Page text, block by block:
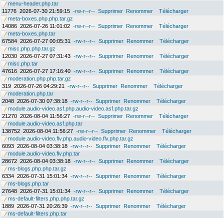
menu-header.php.tar
11776 2026-07-30 21:59:15 -rw-r--r-- Supprimer Renommer
Télécharger
meta-boxes.php.php.tar.gz
14086 2026-07-26 11:01:02 -rw-r--r-- Supprimer Renommer
Télécharger
meta-boxes.php.tar
67584 2026-07-27 00:05:31 -rw-r--r-- Supprimer Renommer
Télécharger
misc.php.php.tar.gz
12030 2026-07-27 07:31:43 -rw-r--r-- Supprimer Renommer
Télécharger
misc.php.tar
47616 2026-07-27 17:16:40 -rw-r--r-- Supprimer Renommer
Télécharger
moderation.php.php.tar.gz
319 2026-07-26 04:29:21 -rw-r--r-- Supprimer Renommer
Télécharger
moderation.php.tar
2048 2026-07-30 07:38:18 -rw-r--r-- Supprimer Renommer
Télécharger
module.audio-video.asf.php.audio-video.asf.php.tar.gz
21270 2026-08-04 11:56:27 -rw-r--r-- Supprimer Renommer
Télécharger
module.audio-video.asf.php.tar
138752 2026-08-04 11:56:27 -rw-r--r-- Supprimer Renommer
Télécharger
module.audio-video.flv.php.audio-video.flv.php.tar.gz
6093 2026-08-04 03:38:18 -rw-r--r-- Supprimer Renommer
Télécharger
module.audio-video.flv.php.tar
28672 2026-08-04 03:38:18 -rw-r--r-- Supprimer Renommer
Télécharger
ms-blogs.php.php.tar.gz
6334 2026-07-31 15:01:34 -rw-r--r-- Supprimer Renommer
Télécharger
ms-blogs.php.tar
27648 2026-07-31 15:01:34 -rw-r--r-- Supprimer Renommer
Télécharger
ms-default-filters.php.php.tar.gz
1889 2026-07-31 20:26:39 -rw-r--r-- Supprimer Renommer
Télécharger
ms-default-filters.php.tar